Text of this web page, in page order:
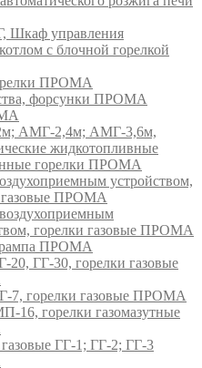
управления
с блочной горелкой
ПРОМА
форсунки ПРОМА
АМГ-2,4м; АМГ-3,6м,
жидкотопливные
горелки ПРОМА
устройством,
газовые ПРОМА
горелки газовые ПРОМА
рампа ПРОМА
20, ГГ-30, горелки газовые
7, горелки газовые ПРОМА
16, горелки газомазутные
ГГ-1; ГГ-2; ГГ-3